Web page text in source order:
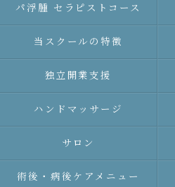
パ浮腫 セラピストコース
当スクールの特徴
独立開業支援
ハンドマッサージ
サロン
術後・病後ケアメニュー